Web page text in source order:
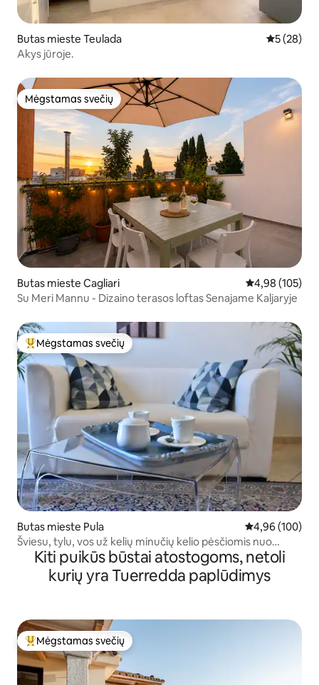
Butas mieste Teulada Vidutinis
5 (28)
Akys jūroje.
Mėgstamas svečių
Mėgstamas svečių
Butas mieste Cagliari Vidutinis
4,98 (105)
Su Meri Mannu - Dizaino terasos loftas Senajame Kaljaryje
Svečių mėgstamiausias
Mėgstamas svečių
Butas mieste Pula Vidutinis
4,96 (100)
Šviesu, tylu, vos už kelių minučių kelio pėsčiomis nuo
miesto centro
Kiti puikūs būstai atostogoms, netoli
kurių yra Tuerredda paplūdimys
Svečių mėgstamiausias
Mėgstamas svečių